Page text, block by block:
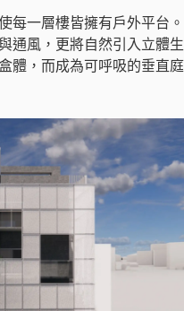
每一層樓皆擁有戶外平台。
通風，更將自然引入立體生
體，而成為可呼吸的垂直庭